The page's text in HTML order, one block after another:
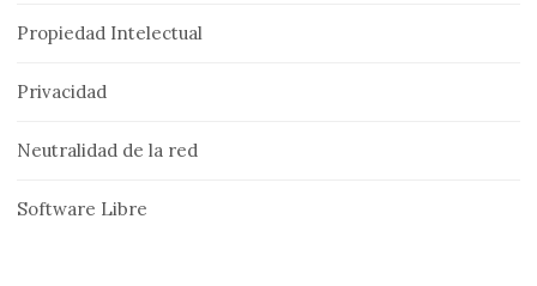
Propiedad Intelectual
Privacidad
Neutralidad de la red
Software Libre